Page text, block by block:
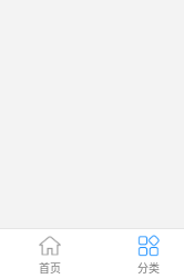
首页 分类